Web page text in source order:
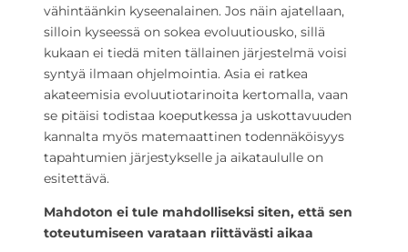
vähintäänkin kyseenalainen. Jos näin ajatellaan,
silloin kyseessä on sokea evoluutiousko, sillä
kukaan ei tiedä miten tällainen järjestelmä voisi
syntyä ilmaan ohjelmointia. Asia ei ratkea
akateemisia evoluutiotarinoita kertomalla, vaan
se pitäisi todistaa koeputkessa ja uskottavuuden
kannalta myös matemaattinen todennäköisyys
tapahtumien järjestykselle ja aikataululle on
esitettävä.
Mahdoton ei tule mahdolliseksi siten, että sen
toteutumiseen varataan riittävästi aikaa